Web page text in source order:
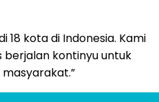
18 kota di Indonesia. Kami
kontinyu untuk